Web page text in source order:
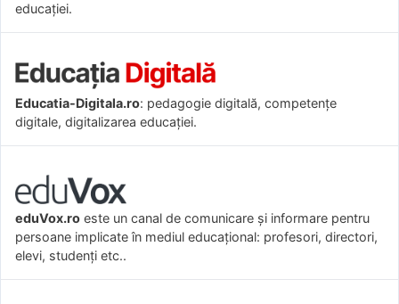
educației.
Educatia-Digitala.ro: pedagogie digitală, competențe
digitale, digitalizarea educației.
eduVox.ro este un canal de comunicare și informare pentru
persoane implicate în mediul educațional: profesori, directori,
elevi, studenți etc..